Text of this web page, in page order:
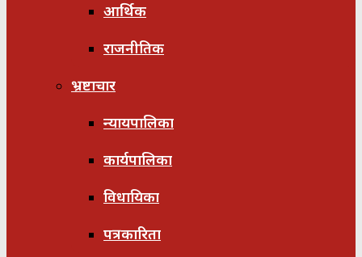
आर्थिक
राजनीतिक
भ्रष्टाचार
न्यायपालिका
कार्यपालिका
विधायिका
पत्रकारिता